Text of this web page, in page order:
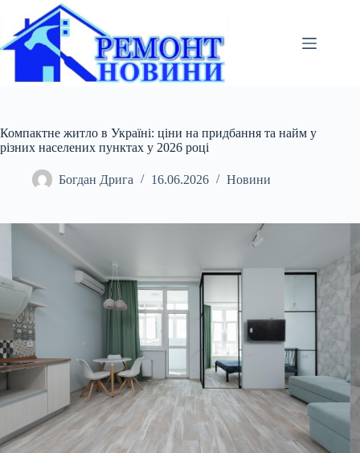
вмісту
Компактне житло в Україні: ціни на придбання та найм у
різних населених пунктах у 2026 році
Богдан Дрига 16.06.2026 Новини